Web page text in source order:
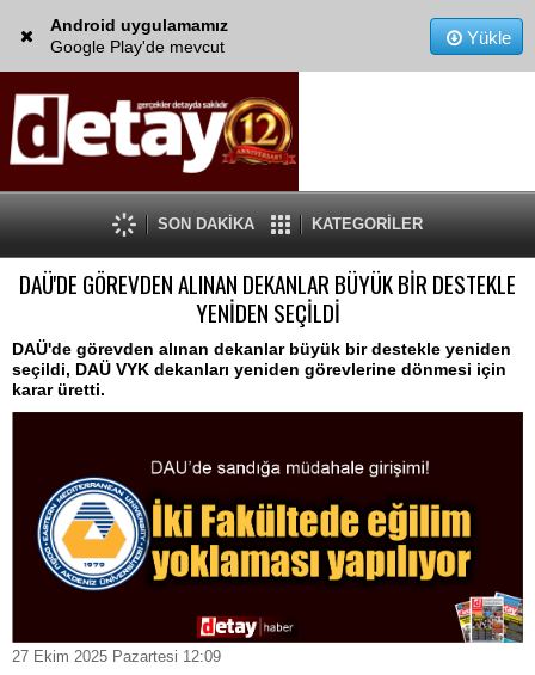
Android uygulamamız
Google Play'de mevcut
Yükle
SON DAKİKA KATEGORİLER
DAÜ'DE GÖREVDEN ALINAN DEKANLAR BÜYÜK BİR DESTEKLE
YENİDEN SEÇİLDİ
DAÜ'de görevden alınan dekanlar büyük bir destekle yeniden
seçildi, DAÜ VYK dekanları yeniden görevlerine dönmesi için
karar üretti.
27 Ekim 2025 Pazartesi 12:09